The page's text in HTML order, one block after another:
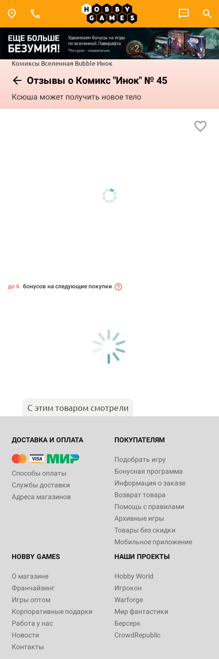
Комиксы Вселенная Bubble Инок
Отзывы о Комикс "Инок" № 45
Ксюша может получить новое тело
до 6 бонусов на следующие покупки
С этим товаром смотрели
ДОСТАВКА И ОПЛАТА
Способы оплаты
Службы доставки
Адреса магазинов
ПОКУПАТЕЛЯМ
Подобрать игру
Бонусная программа
Информация о заказе
Возврат товара
Помощь с правилами
Архивные игры
Товары без скидки
Мобильное приложение
HOBBY GAMES
О магазине
Франчайзинг
Игры оптом
Корпоративные подарки
Работа у нас
Новости
Контакты
НАШИ ПРОЕКТЫ
Hobby World
Игрокон
Warforge
Мир фантастики
Берсерк
CrowdRepublic